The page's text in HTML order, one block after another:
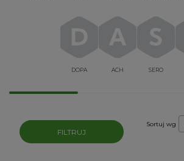
DOPA ACH SERO
FILTRUJ
Sortuj wg